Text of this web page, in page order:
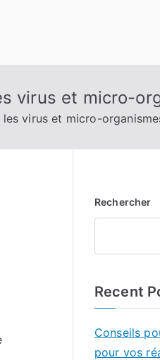
virus et micro-
virus et micro-
Rechercher
Recent
Conseils
pour vos